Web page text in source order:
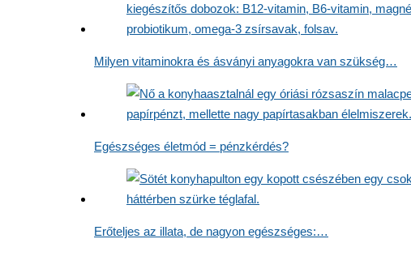
Milyen vitaminokra és ásványi anyagokra van szükség…
Egészséges életmód = pénzkérdés?
Erőteljes az illata, de nagyon egészséges:…